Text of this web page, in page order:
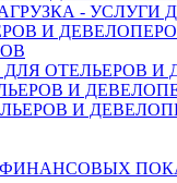
- УСЛУГИ
И
ОТЕЛЬЕРОВ И
И
И